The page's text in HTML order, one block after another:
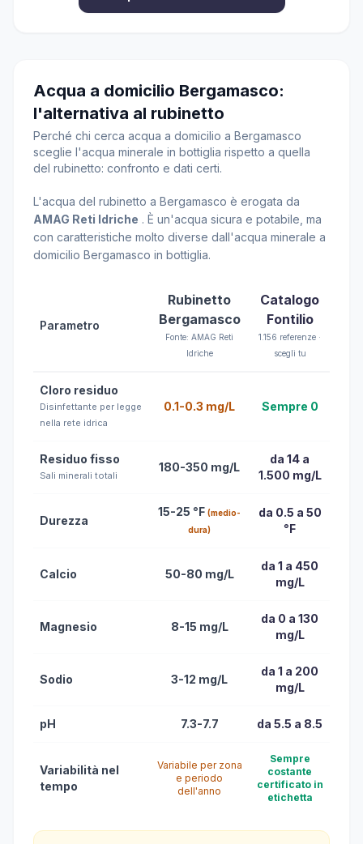
Acqua a domicilio Bergamasco:
l'alternativa al rubinetto
Perché chi cerca acqua a domicilio a Bergamasco
sceglie l'acqua minerale in bottiglia rispetto a quella
del rubinetto: confronto e dati certi.
L'acqua del rubinetto a Bergamasco è erogata da
AMAG Reti Idriche . È un'acqua sicura e potabile, ma
con caratteristiche molto diverse dall'acqua minerale a
domicilio Bergamasco in bottiglia.
Parametro
Rubinetto
Bergamasco
Fonte: AMAG Reti
Idriche
Catalogo
Fontilio
1.156 referenze ·
scegli tu
Cloro residuo
Disinfettante per legge
nella rete idrica
0.1-0.3 mg/L Sempre 0
Residuo fisso
Sali minerali totali
180-350 mg/L
da 14 a
1.500 mg/L
Durezza
15-25 °F (medio-
dura)
da 0.5 a 50
°F
Calcio 50-80 mg/L
da 1 a 450
mg/L
Magnesio 8-15 mg/L
da 0 a 130
mg/L
Sodio 3-12 mg/L
da 1 a 200
mg/L
pH 7.3-7.7 da 5.5 a 8.5
Variabilità nel
tempo
Variabile per zona
e periodo
dell'anno
Sempre
costante
certificato in
etichetta